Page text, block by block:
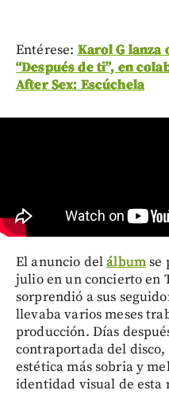
Entérese: Karol G lanza
“Después de ti”, en
After Sex: Escúchela
El anuncio delálbumse
julio en un concierto en
sorprendió a sus
llevaba varios meses
producción. Días
contraportada del disco,
estética más sobria y
identidad visual de esta